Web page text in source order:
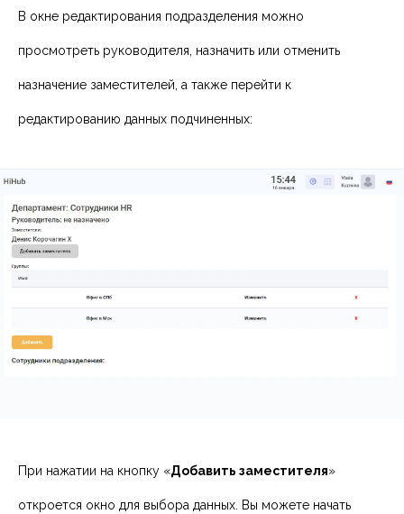
В окне редактирования подразделения можно
просмотреть руководителя, назначить или отменить
назначение заместителей, а также перейти к
редактированию данных подчиненных:
При нажатии на кнопку «Добавить заместителя»
откроется окно для выбора данных. Вы можете начать